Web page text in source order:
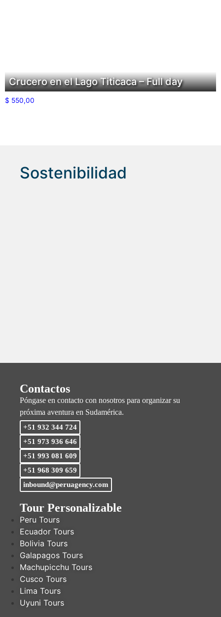
Crucero en el Lago Titicaca – Full day
$ 550,00
Sostenibilidad
Contactos
Póngase en contacto con nosotros para organizar su
próxima aventura en Sudamérica.
+51 932 344 724
+51 973 936 646
+51 993 081 609
+51 968 309 659
inbound@peruagency.com
Tour Personalizable
Peru Tours
Ecuador Tours
Bolivia Tours
Galapagos Tours
Machupicchu Tours
Cusco Tours
Lima Tours
Uyuni Tours